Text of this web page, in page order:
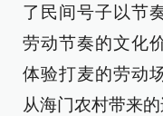
了民间号子以节
劳动节奏的文化
体验打麦的劳动
从海门农村带来的